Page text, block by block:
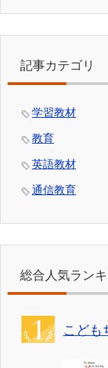
記事カテゴリ
学習教材
教育
英語教材
通信教育
総合人気ラン
こども